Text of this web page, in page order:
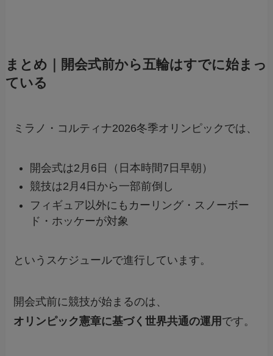
まとめ｜開会式前から五輪はすでに始まっ
ている
ミラノ・コルティナ2026冬季オリンピックでは、
開会式は2月6日（日本時間7日早朝）
競技は2月4日から一部前倒し
フィギュア以外にもカーリング・スノーボー
ド・ホッケーが対象
というスケジュールで進行しています。
開会式前に競技が始まるのは、
オリンピック憲章に基づく世界共通の運用 です。